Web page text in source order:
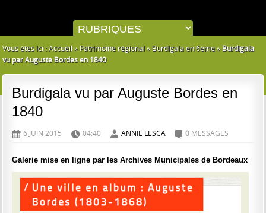
Vous êtes ici :Accueil » Patrimoine régional » Burdigala en 6ème » Burdigala
vu par Auguste Bordes en 1840
Burdigala vu par Auguste Bordes en
1840
D 6 JUIN 2015 H 04:40 A ANNIE LESCA 0 MESSAGES
Galerie mise en ligne par les Archives Municipales de Bordeaux